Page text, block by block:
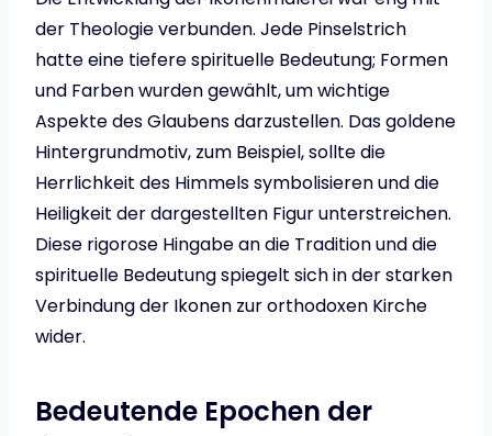
der Theologie verbunden. Jede Pinselstrich
hatte eine tiefere spirituelle Bedeutung; Formen
und Farben wurden gewählt, um wichtige
Aspekte des Glaubens darzustellen. Das goldene
Hintergrundmotiv, zum Beispiel, sollte die
Herrlichkeit des Himmels symbolisieren und die
Heiligkeit der dargestellten Figur unterstreichen.
Diese rigorose Hingabe an die Tradition und die
spirituelle Bedeutung spiegelt sich in der starken
Verbindung der Ikonen zur orthodoxen Kirche
wider.
Bedeutende Epochen der